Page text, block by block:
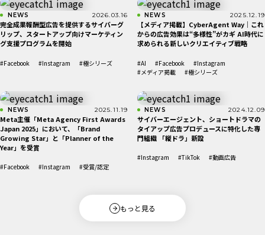
もっと見る
NEWS 2026.03.16
完全成果報酬型広告を提供するサイバーグ
リップ、スタートアップ向けマーケティン
グ支援プログラムを開始
#Facebook #Instagram #極シリーズ
NEWS 2025.12.19
【メディア掲載】CyberAgent Way｜これ
からの広告効果は“多様性”がカギ AI時代に
求められる新しいクリエイティブ戦略
#AI #Facebook
#Instagram
#メディア掲載
#極シリーズ
NEWS 2025.11.19
Meta主催「Meta Agency First Awards
Japan 2025」において、「Brand
Growing Star」と「Planner of the
Year」を受賞
#Facebook #Instagram #受賞/認定
NEWS 2024.12.09
サイバーエージェント、ショートドラマの
タイアップ広告プロデュースに特化した専
門組織 「縦ドラ」新設
#Instagram #TikTok #動画広告